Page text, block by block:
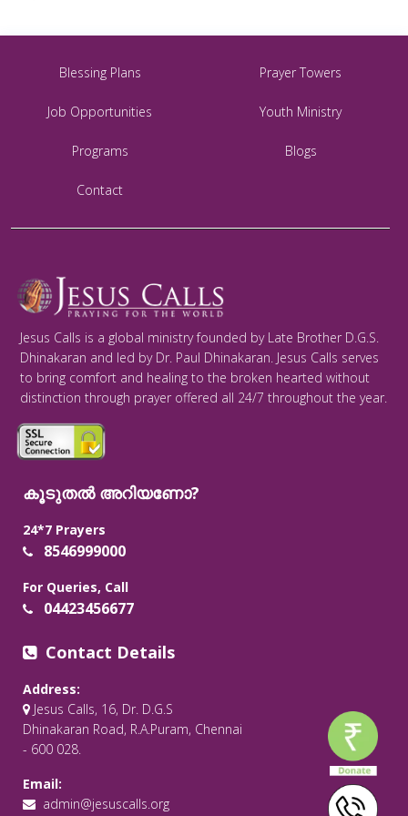
Blessing Plans Prayer Towers
Job Opportunities Youth Ministry
Programs Blogs
Contact
Jesus Calls is a global ministry founded by Late Brother D.G.S.
Dhinakaran and led by Dr. Paul Dhinakaran. Jesus Calls serves
to bring comfort and healing to the broken hearted without
distinction through prayer offered all 24/7 throughout the year.
കൂടുതൽ അറിയണോ?
24*7 Prayers
8546999000
For Queries, Call
04423456677
Contact Details
Address:
Jesus Calls, 16, Dr. D.G.S
Dhinakaran Road, R.A.Puram, Chennai
- 600 028.
Email:
admin@jesuscalls.org